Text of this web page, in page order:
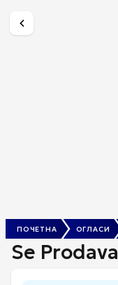
ПОЧЕТНА ОГЛАСИ
Se